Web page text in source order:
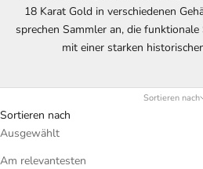
18 Karat Gold in verschiedenen
sprechen Sammler an, die
mit einer starken
Sortieren nach
Sortieren nach
Ausgewählt
Am relevantesten